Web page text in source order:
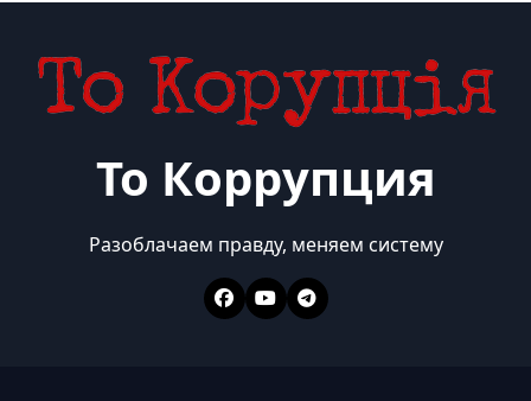
То Коррупция
Разоблачаем правду, меняем систему